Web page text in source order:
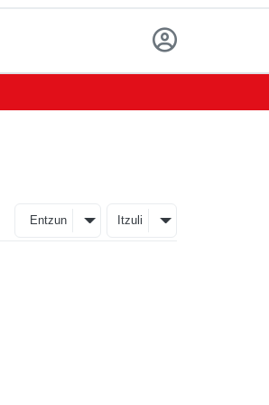
Entzun Itzuli